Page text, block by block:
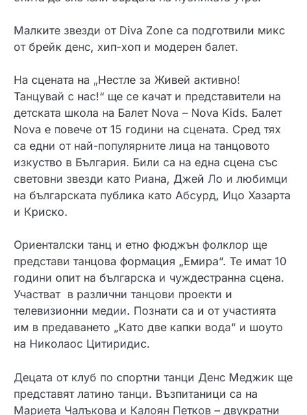
Малките звезди от Diva Zone са подготвили микс
от брейк денс, хип-хоп и модерен балет.
На сцената на „Нестле за Живей активно!
Танцувай с нас!“ ще се качат и представители на
детската школа на Балет Nova – Nova Kids. Балет
Nova е повече от 15 години на сцената. Сред тях
са едни от най-популярните лица на танцовото
изкуство в България. Били са на една сцена със
световни звезди като Риана, Джей Ло и любимци
на българската публика като Абсурд, Ицо Хазарта
и Криско.
Ориенталски танц и етно фюджън фолклор ще
представи танцова формация „Емира“. Те имат 10
години опит на българска и чуждестранна сцена.
Участват в различни танцови проекти и
телевизионни медии. Познати са и от участията
им в предаването „Като две капки вода“ и шоуто
на Николаос Цитиридис.
Децата от клуб по спортни танци Денс Меджик ще
представят латино танци. Възпитаници са на
Мариета Чалъкова и Калоян Петков – двукратни